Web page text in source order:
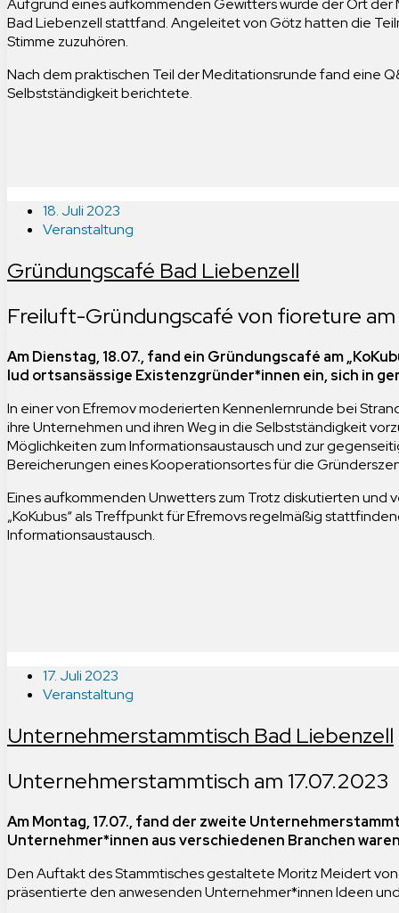
Aufgrund eines aufkommenden Gewitters wurde der Ort der
Bad Liebenzell stattfand. Angeleitet von Götz hatten die
Stimme zuzuhören.
Nach dem praktischen Teil der Meditationsrunde fand eine
Selbstständigkeit berichtete.
18. Juli 2023
Veranstaltung
Gründungscafé Bad Liebenzell
Freiluft-Gründungscafé von fioreture am
Am Dienstag, 18.07., fand ein Gründungscafé am
lud ortsansässige Existenzgründer*innen ein, sich in
In einer von Efremov moderierten Kennenlernrunde bei
ihre Unternehmen und ihren Weg in die Selbstständigkeit
Möglichkeiten zum Informationsaustausch und zur
Bereicherungen eines Kooperationsortes für die
Eines aufkommenden Unwetters zum Trotz diskutierten
„KoKubus“ als Treffpunkt für Efremovs regelmäßig
Informationsaustausch.
17. Juli 2023
Veranstaltung
Unternehmerstammtisch Bad Liebenzell
Unternehmerstammtisch am 17.07.2023
Am Montag, 17.07., fand der zweite
Unternehmer*innen aus verschiedenen Branchen
Den Auftakt des Stammtisches gestaltete Moritz Meidert
präsentierte den anwesenden Unternehmer*innen Ideen